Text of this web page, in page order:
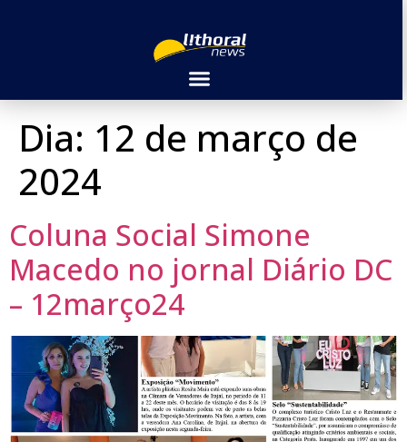
Dia: 12 de março de
2024
Coluna Social Simone
Macedo no jornal Diário DC
– 12março24